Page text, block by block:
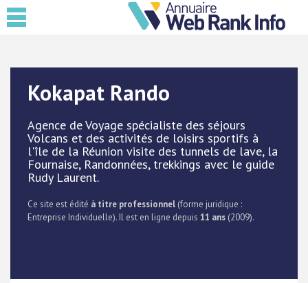
Kokapat Rando
Agence de Voyage spécialiste des séjours
Volcans et des activités de loisirs sportifs à
l'île de la Réunion visite des tunnels de lave, la
Fournaise, Randonnées, trekkings avec le guide
Rudy Laurent.
Ce site est édité à titre professionnel (forme juridique :
Entreprise Individuelle). Il est en ligne depuis 11 ans (2009).